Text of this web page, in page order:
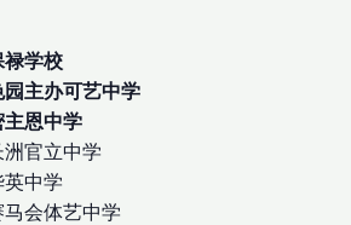
学校
主办可艺中学
恩中学
官立中学
中学
会体艺中学